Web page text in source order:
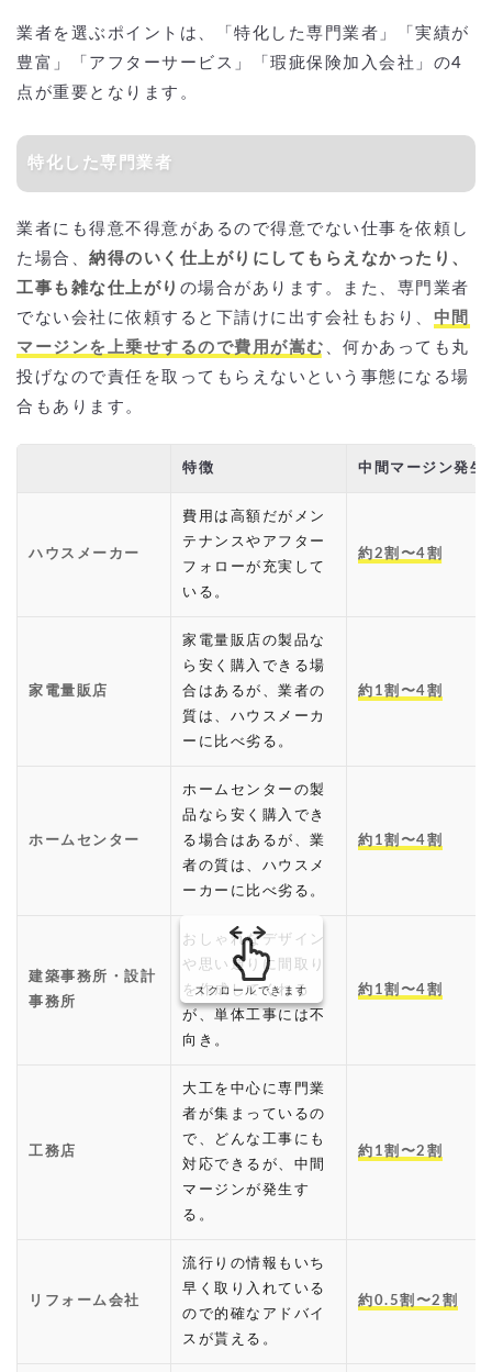
業者を選ぶポイントは、「特化した専門業者」「実績が
豊富」「アフターサービス」「瑕疵保険加入会社」の4
点が重要となります。
特化した専門業者
業者にも得意不得意があるので得意でない仕事を依頼し
た場合、 納得のいく仕上がりにしてもらえなかったり、
工事も雑な仕上がり の場合があります。また、専門業者
でない会社に依頼すると下請けに出す会社もおり、 中間
マージンを上乗せするので費用が嵩む 、何かあっても丸
投げなので責任を取ってもらえないという事態になる場
合もあります。
特徴 中間マージン発生
ハウスメーカー
費用は高額だがメン
テナンスやアフター
フォローが充実して
いる。
約2割〜4割
家電量販店
家電量販店の製品な
ら安く購入できる場
合はあるが、業者の
質は、ハウスメーカ
ーに比べ劣る。
約1割〜4割
ホームセンター
ホームセンターの製
品なら安く購入でき
る場合はあるが、業
者の質は、ハウスメ
ーカーに比べ劣る。
約1割〜4割
建築事務所・設計
事務所
おしゃれなデザイン
や思い通りに間取り
を作成してくれる
が、単体工事には不
向き。
約1割〜4割
工務店
大工を中心に専門業
者が集まっているの
で、どんな工事にも
対応できるが、中間
マージンが発生す
る。
約1割〜2割
リフォーム会社
流行りの情報もいち
早く取り入れている
ので的確なアドバイ
スが貰える。
約0.5割〜2割
スクロールできます